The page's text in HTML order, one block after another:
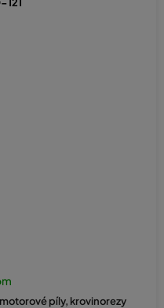
píly, krovinorezy